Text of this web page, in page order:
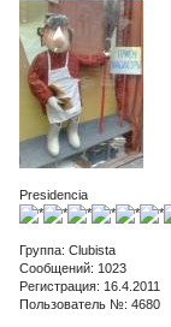
Presidencia
Группа: Clubista
Сообщений: 1023
Регистрация: 16.4.2011
Пользователь №: 4680